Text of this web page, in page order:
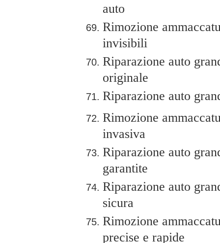
auto
Rimozione
invisibili
Riparazione auto
originale
Riparazione auto
Rimozione
invasiva
Riparazione auto
garantite
Riparazione auto
sicura
Rimozione
precise e rapide